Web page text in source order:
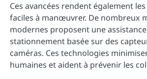
Ces avancées rendent également
faciles à manœuvrer. De nombreux
modernes proposent une
stationnement basée sur des
caméras. Ces technologies
humaines et aident à prévenir les